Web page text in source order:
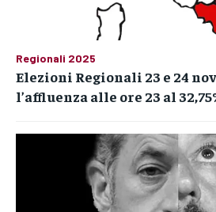
Regionali 2025
Elezioni Regionali 23 e 24
l’affluenza alle ore 23 al